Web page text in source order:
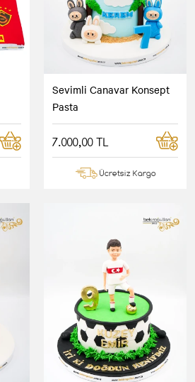
Sevimli Canavar Konsept
Pasta
7.000,00 TL
Ücretsiz Kargo